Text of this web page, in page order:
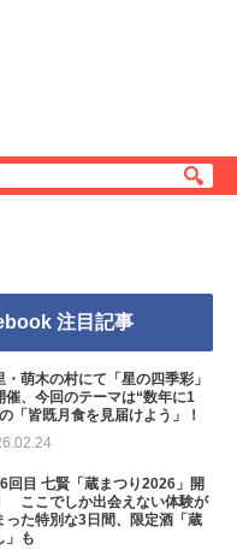
注目記事
・萌木の村にて「星の四季彩」
催、今回のテーマは“数年に1
「皆既月食を見届けよう」！
回目 七賢「蔵まつり2026」開
ここでしか出会えない体験が
った特別な3日間、限定酒「蔵
」も